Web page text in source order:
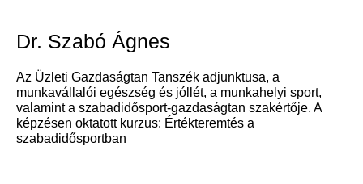
Dr. Szabó Ágnes
Az Üzleti Gazdaságtan Tanszék adjunktusa, a
munkavállalói egészség és jóllét, a munkahelyi sport,
valamint a szabadidősport-gazdaságtan szakértője. A
képzésen oktatott kurzus: Értékteremtés a
szabadidősportban